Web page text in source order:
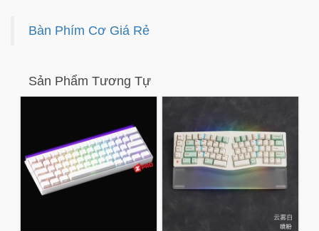
Bàn Phím Cơ Giá Rẻ
Sản Phẩm Tương Tự